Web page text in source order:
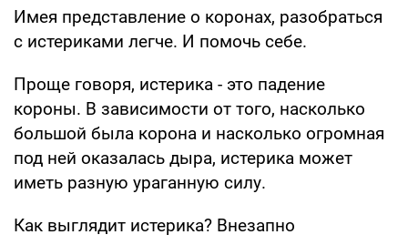
Имея представление о коронах, разобраться
с истериками легче. И помочь себе.
Проще говоря, истерика - это падение
короны. В зависимости от того, насколько
большой была корона и насколько огромная
под ней оказалась дыра, истерика может
иметь разную ураганную силу.
Как выглядит истерика? Внезапно